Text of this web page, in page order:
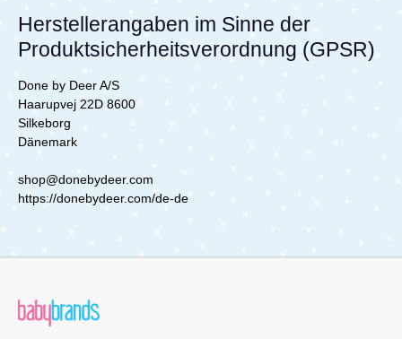
ist.Lieferumfang:Lätzchen mit Klettverschluss 2-
er Pack
Herstellerangaben im Sinne der
Produktsicherheitsverordnung (GPSR)
Done by Deer A/S
Haarupvej 22D 8600
Silkeborg
Dänemark
shop@donebydeer.com
https://donebydeer.com/de-de